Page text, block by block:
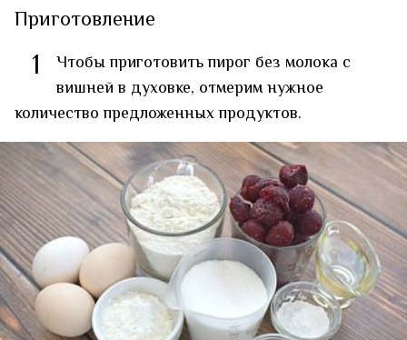
Приготовление
1
Чтобы приготовить пирог без молока с
вишней в духовке, отмерим нужное
количество предложенных продуктов.